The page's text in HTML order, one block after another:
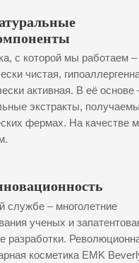
с которой мы работаем –
чистая,
активная. В её основе
экстракты,
фермах. На качестве
службе – многолетние
ученых и
разработки.
косметика EMK